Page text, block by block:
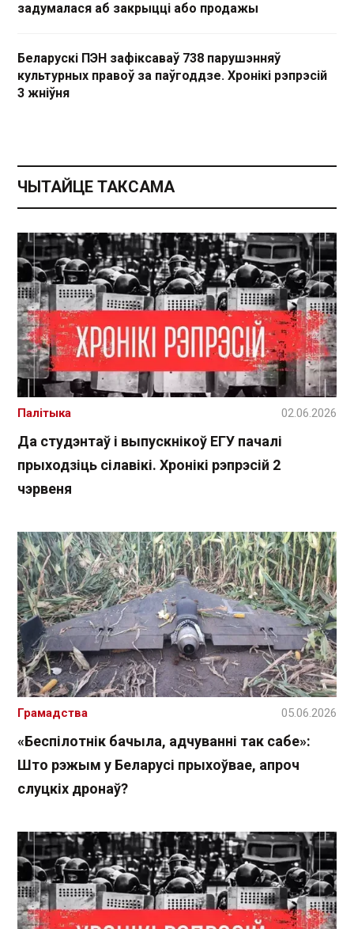
задумалася аб закрыцці або продажы
Беларускі ПЭН зафіксаваў 738 парушэнняў
культурных правоў за паўгоддзе. Хронікі рэпрэсій
3 жніўня
ЧЫТАЙЦЕ ТАКСАМА
Да студэнтаў і выпускнікоў ЕГУ пачалі
прыходзіць сілавікі. Хронікі рэпрэсій 2
чэрвеня
Палітыка 02.06.2026
«Беспілотнік бачыла, адчуванні так сабе»:
Што рэжым у Беларусі прыхоўвае, апроч
слуцкіх дронаў?
Грамадства 05.06.2026